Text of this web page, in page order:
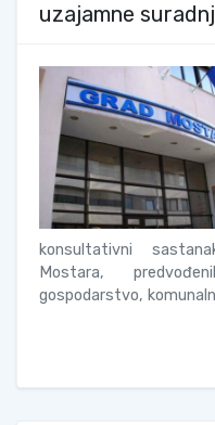
uzajamne
konsultativni
Mostara,
gospodarstvo,